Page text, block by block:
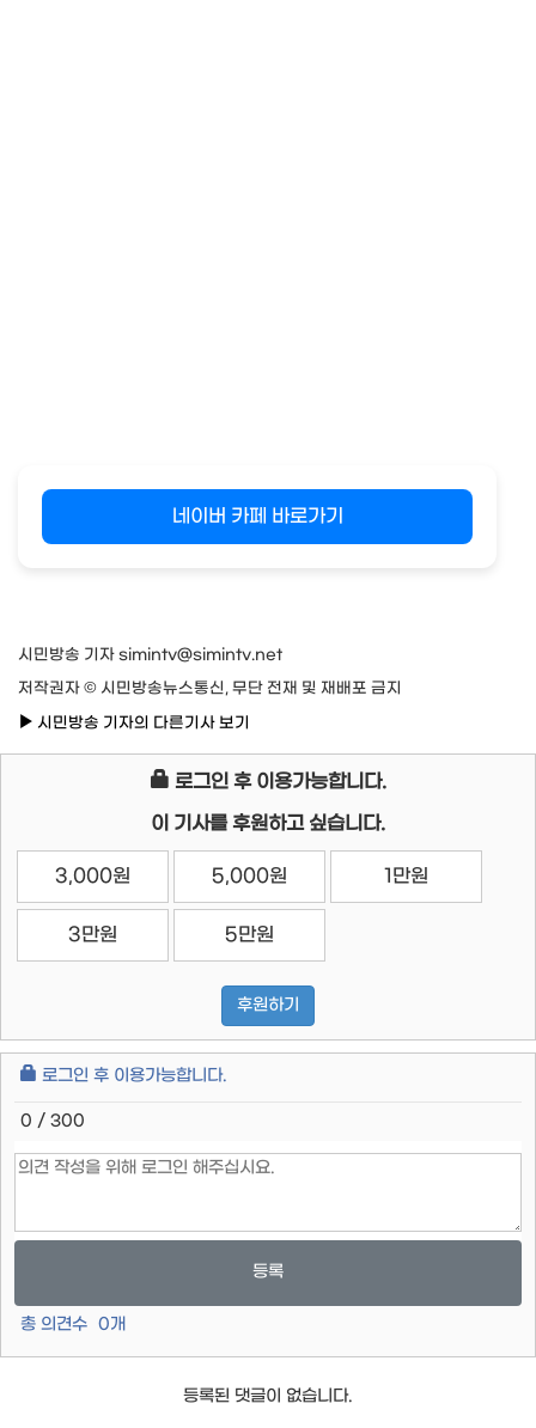
네이버 카페 바로가기
시민방송 기자 simintv@simintv.net
저작권자 © 시민방송뉴스통신, 무단 전재 및 재배포 금지
시민방송 기자의 다른기사 보기
로그인 후 이용가능합니다.
이 기사를 후원하고 싶습니다.
3,000원 5,000원 1만원
3만원 5만원
후원하기
로그인 후 이용가능합니다.
0 / 300
등록
총 의견수 0개
등록된 댓글이 없습니다.